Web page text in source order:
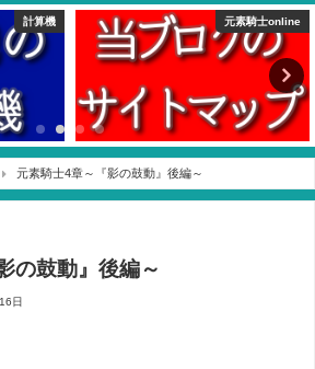
素騎士online 元素騎士online
元素騎士4章～『影の鼓動』後編～
の鼓動』後編～
日